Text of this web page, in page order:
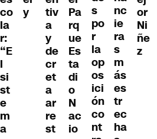
co
la
r:
“E
l
si
st
e
m
a
y
tiv
a
y
de
cr
et
a
ar
re
st
Pa
rq
ue
Es
ta
di
o
N
ac
io
s
po
r
la
op
os
ici
ón
co
nt
nc
ie
ra
s
m
ás
es
tr
ec
ha
or
Ni
ñe
z